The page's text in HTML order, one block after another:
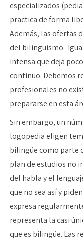
especializados
practica de forma
Además, las ofertas
del bilingüismo.
intensa que deja
continuo. Debemos
profesionales no
prepararse en esta
Sin embargo, un
logopedia eligen
bilingüe como parte
plan de estudios no
del habla y el
que no sea así y
expresa
representa la casi
que es bilingüe. Las